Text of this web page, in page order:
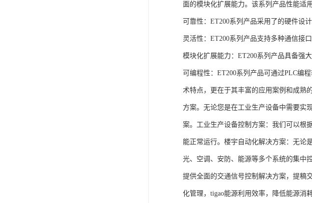
面的模块化扩展能力。该系列产品性能适
可靠性：ET200系列产品采用了的硬件设
灵活性：ET200系列产品支持多种通信接
模块化扩展能力：ET200系列产品具备强
可编程性：ET200系列产品可通过PLC编
术特点，更在于其丰富的应用案例和成熟
方案。无论您是在工业生产设备中需要实
案。工业生产设备控制方案：我们可以根
能正常运行。楼宇自动化解决方案：无论
光、空调、安防、能源等多个系统的集中
提供全面的交通信号控制解决方案，提稿
化管理，tigao能源利用效率，降低能源消